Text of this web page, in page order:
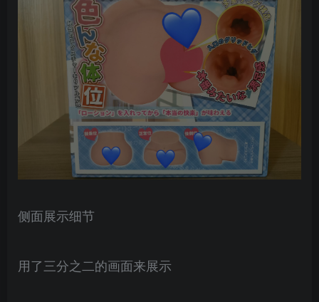
侧面展示细节
用了三分之二的画面来展示